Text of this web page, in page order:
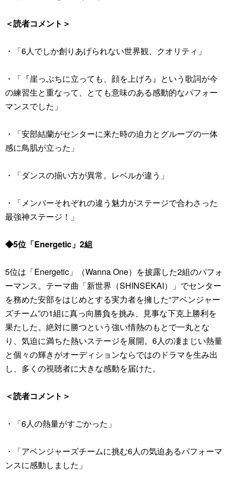
＜読者コメント＞
・「6人でしか創りあげられない世界観、クオリティ」
・「『崖っぷちに立っても、顔を上げろ』という歌詞が今
の練習生と重なって、とても意味のある感動的なパフォー
マンスでした」
・「安部結蘭がセンターに来た時の迫力とグループの一体
感に鳥肌が立った」
・「ダンスの揃い方が異常。レベルが違う」
・「メンバーそれぞれの違う魅力がステージで合わさった
最強神ステージ！」
◆5位「Energetic」2組
5位は「Energetic」（Wanna One）を披露した2組のパフォ
ーマンス。テーマ曲「新世界（SHINSEKAI）」でセンター
を務めた安部をはじめとする実力者を擁した“アベンジャー
ズチーム”の1組に真っ向勝負を挑み、見事な下克上勝利を
果たした。絶対に勝つという強い情熱のもとで一丸とな
り、気迫に満ちた熱いステージを展開。6人の凄まじい熱量
と個々の輝きがオーディションならではのドラマを生み出
し、多くの視聴者に大きな感動を届けた。
＜読者コメント＞
・「6人の熱量がすごかった」
・「アベンジャーズチームに挑む6人の気迫あるパフォーマ
ンスに感動しました」